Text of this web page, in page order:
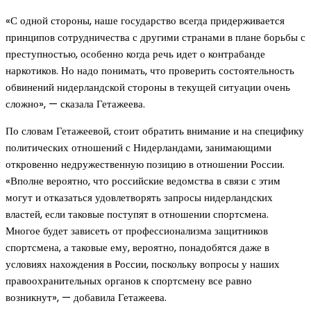
«С одной стороны, наше государство всегда придерживается
принципов сотрудничества с другими странами в плане борьбы с
преступностью, особенно когда речь идет о контрабанде
наркотиков. Но надо понимать, что проверить состоятельность
обвинений нидерландской стороны в текущей ситуации очень
сложно», — сказала Гетажеева.
По словам Гетажеевой, стоит обратить внимание и на специфику
политических отношений с Нидерландами, занимающими
откровенно недружественную позицию в отношении России.
«Вполне вероятно, что российские ведомства в связи с этим
могут и отказаться удовлетворять запросы нидерландских
властей, если таковые поступят в отношении спортсмена.
Многое будет зависеть от профессионализма защитников
спортсмена, а таковые ему, вероятно, понадобятся даже в
условиях нахождения в России, поскольку вопросы у наших
правоохранительных органов к спортсмену все равно
возникнут», — добавила Гетажеева.